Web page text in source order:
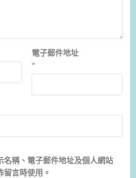
電子郵件地址
*
名稱、電子郵件地址及個人網站
言時使用。